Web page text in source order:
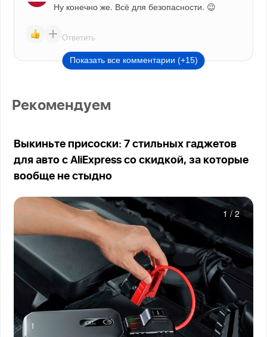
Ну конечно же. Всё для безопасности. 😉
Ответить
Показать все комментарии (+15)
Рекомендуем
Выкиньте присоски: 7 стильных гаджетов
для авто с AliExpress со скидкой, за которые
вообще не стыдно
1 / 2